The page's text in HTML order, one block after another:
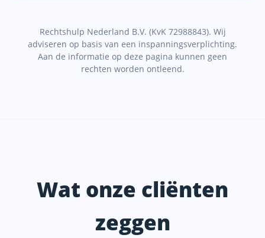
Rechtshulp Nederland B.V. (KvK 72988843). Wij
adviseren op basis van een inspanningsverplichting.
Aan de informatie op deze pagina kunnen geen
rechten worden ontleend.
Wat onze cliënten
zeggen